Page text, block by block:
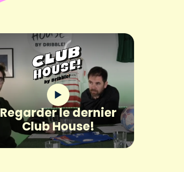
Regarder le dernier
Club House!